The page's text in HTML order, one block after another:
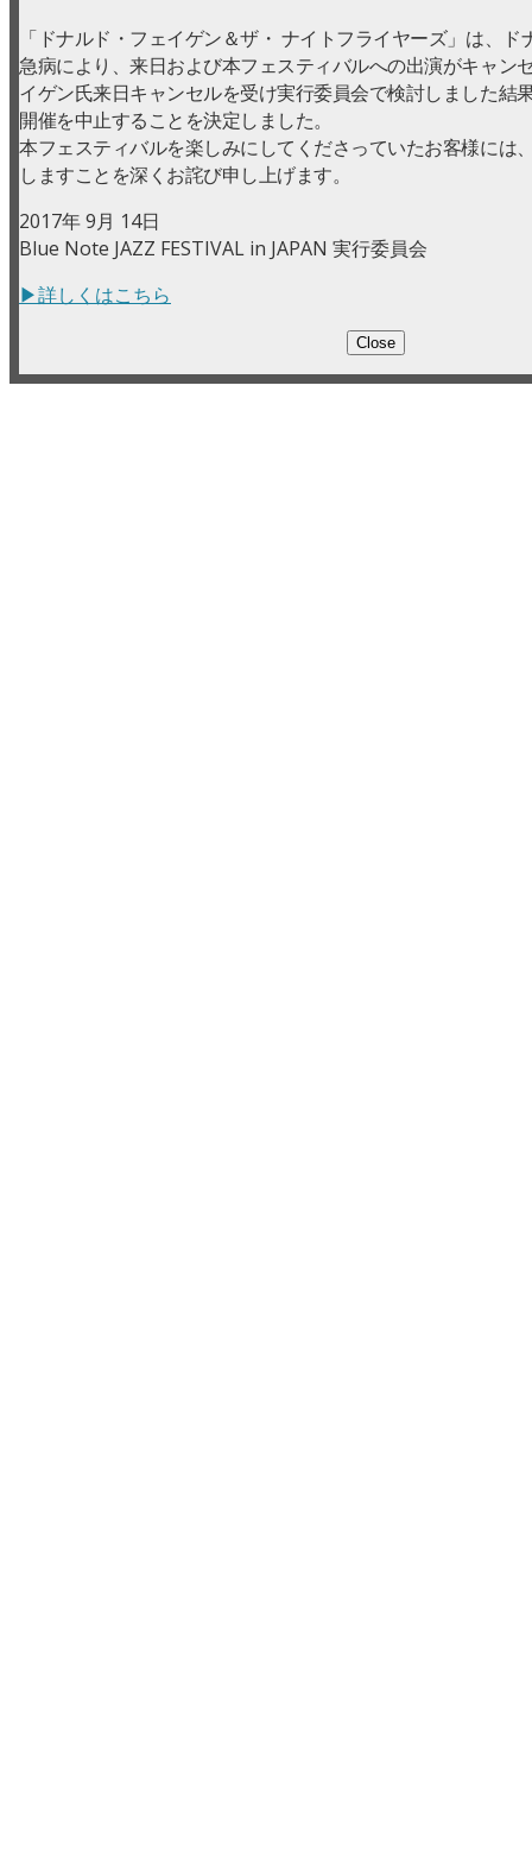
「ドナルド・フェイゲン＆ザ・ ナイトフライヤーズ」は、
急病により、来日および本フェスティバルへの出演がキャン
イゲン氏来日キャンセルを受け実行委員会で検討しました結
開催を中止することを決定しました。
本フェスティバルを楽しみにしてくださっていたお客様には
しますことを深くお詫び申し上げます。
2017年 9月 14日
Blue Note JAZZ FESTIVAL in JAPAN 実行委員会
▶詳しくはこちら
Close